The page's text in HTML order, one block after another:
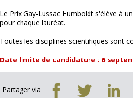
Le Prix Gay-Lussac Humboldt s'élève à
pour chaque lauréat.
Toutes les disciplines scientifiques sont
Date limite de candidature : 6
Partager via